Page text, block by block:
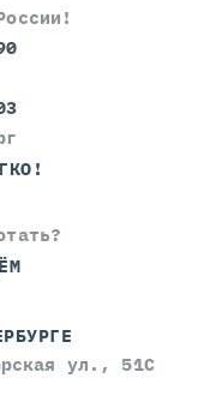
ул., 51С